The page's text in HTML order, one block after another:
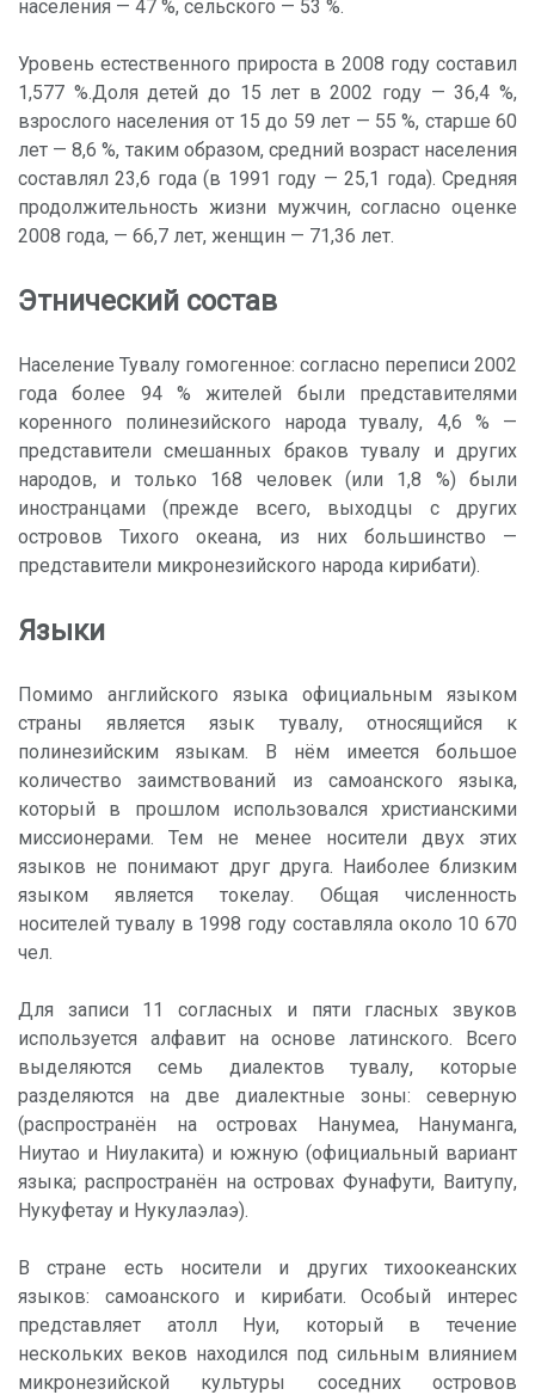
населения — 47 %, сельского — 53 %.
Уровень естественного прироста в 2008 году составил
1,577 %.Доля детей до 15 лет в 2002 году — 36,4 %,
взрослого населения от 15 до 59 лет — 55 %, старше 60
лет — 8,6 %, таким образом, средний возраст населения
составлял 23,6 года (в 1991 году — 25,1 года). Средняя
продолжительность жизни мужчин, согласно оценке
2008 года, — 66,7 лет, женщин — 71,36 лет.
Этнический состав
Население Тувалу гомогенное: согласно переписи 2002
года более 94 % жителей были представителями
коренного полинезийского народа тувалу, 4,6 % —
представители смешанных браков тувалу и других
народов, и только 168 человек (или 1,8 %) были
иностранцами (прежде всего, выходцы с других
островов Тихого океана, из них большинство —
представители микронезийского народа кирибати).
Языки
Помимо английского языка официальным языком
страны является язык тувалу, относящийся к
полинезийским языкам. В нём имеется большое
количество заимствований из самоанского языка,
который в прошлом использовался христианскими
миссионерами. Тем не менее носители двух этих
языков не понимают друг друга. Наиболее близким
языком является токелау. Общая численность
носителей тувалу в 1998 году составляла около 10 670
чел.
Для записи 11 согласных и пяти гласных звуков
используется алфавит на основе латинского. Всего
выделяются семь диалектов тувалу, которые
разделяются на две диалектные зоны: северную
(распространён на островах Нанумеа, Нануманга,
Ниутао и Ниулакита) и южную (официальный вариант
языка; распространён на островах Фунафути, Ваитупу,
Нукуфетау и Нукулаэлаэ).
В стране есть носители и других тихоокеанских
языков: самоанского и кирибати. Особый интерес
представляет атолл Нуи, который в течение
нескольких веков находился под сильным влиянием
микронезийской культуры соседних островов